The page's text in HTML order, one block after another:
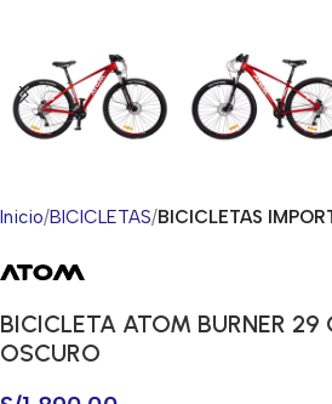
Inicio BICICLETAS BICICLETAS
BICICLETA ATOM BURNER 29
OSCURO